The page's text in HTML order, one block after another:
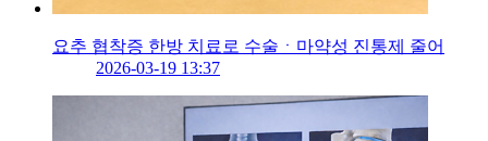
요추 협착증 한방 치료로 수술ㆍ마약성 진통제 줄어
2026-03-19 13:37